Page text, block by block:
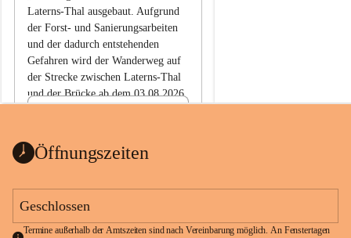
Laterns-Thal ausgebaut. Aufgrund
der Forst- und Sanierungsarbeiten
und der dadurch entstehenden
Gefahren wird der Wanderweg auf
der Strecke zwischen Laterns-Thal
und der Brücke ab dem 03.08.2026
ht
1 Seite•0,1 MB
Öffnungszeiten
Geschlossen
Termine außerhalb der Amtszeiten sind nach Vereinbarung möglich. An Fenstertagen